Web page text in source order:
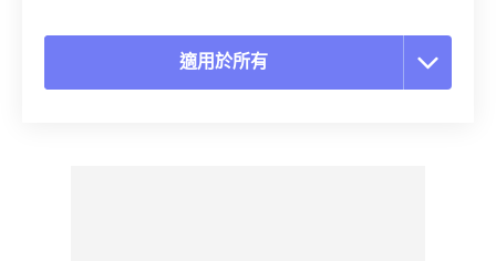
適用於所有